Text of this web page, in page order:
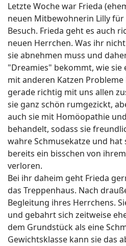
Letzte Woche war Frieda
neuen Mitbewohnerin Lilly für
Besuch. Frieda geht es auch
neuen Herrchen. Was ihr
sie abnehmen muss und
"Dreamies" bekommt, wie sie
mit anderen Katzen
gerade richtig mit uns allen
sie ganz schön rumgezickt,
auch sie mit Homöopathie
behandelt, sodass sie
wahre Schmusekatze und hat
bereits ein bisschen von
verloren.
Bei ihr daheim geht Frieda
das Treppenhaus. Nach
Begleitung ihres Herrchens.
und gebahrt sich zeitweise
dem Grundstück als eine
Gewichtsklasse kann sie das